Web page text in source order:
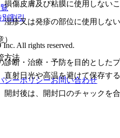
傷皮膚及び粘膜に使用しないこ
疹又は発疹の部位に使用しない
方法
射日光や高温を避けて保存する
封後は、開封口のチャックを
別割引
All rights reserved.
断・治療・予防を目的とした
シーポリシーお問い合わせ